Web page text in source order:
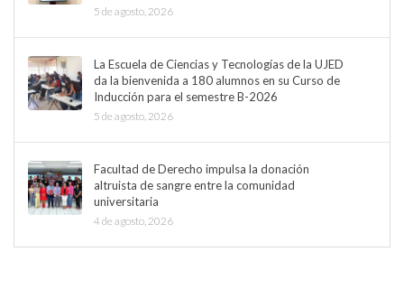
5 de agosto, 2026
La Escuela de Ciencias y Tecnologías de la UJED
da la bienvenida a 180 alumnos en su Curso de
Inducción para el semestre B-2026
5 de agosto, 2026
Facultad de Derecho impulsa la donación
altruista de sangre entre la comunidad
universitaria
4 de agosto, 2026